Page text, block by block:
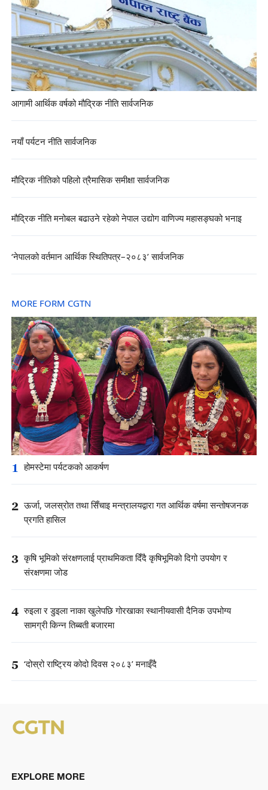
आगामी आर्थिक वर्षको मौद्रिक नीति सार्वजनिक
नयाँ पर्यटन नीति सार्वजनिक
मौद्रिक नीतिको पहिलो त्रैमासिक समीक्षा सार्वजनिक
मौद्रिक नीति मनोबल बढाउने रहेको नेपाल उद्योग वाणिज्य महासङ्घको भनाइ
‘नेपालको वर्तमान आर्थिक स्थितिपत्र–२०८३’ सार्वजनिक
MORE FORM CGTN
1 होमस्टेमा पर्यटकको आकर्षण
2 ऊर्जा, जलस्रोत तथा सिँचाइ मन्त्रालयद्वारा गत आर्थिक वर्षमा सन्तोषजनक
प्रगति हासिल
3 कृषि भूमिको संरक्षणलाई प्राथमिकता दिँदै कृषिभूमिको दिगो उपयोग र
संरक्षणमा जोड
4 रुइला र डुइला नाका खुलेपछि गोरखाका स्थानीयवासी दैनिक उपभोग्य
सामग्री किन्न तिब्बती बजारमा
5 ‘दोस्रो राष्ट्रिय कोदो दिवस २०८३’ मनाइँदै
EXPLORE MORE